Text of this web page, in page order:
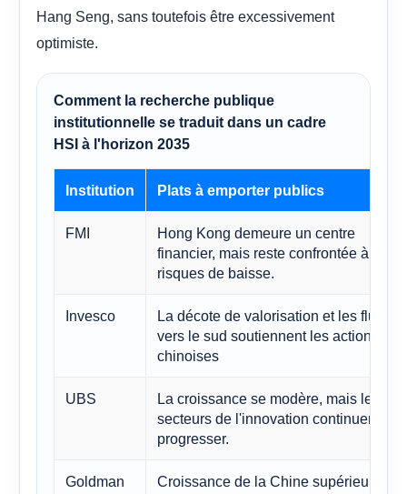
Hang Seng, sans toutefois être excessivement
optimiste.
Comment la recherche publique
institutionnelle se traduit dans un cadre
HSI à l'horizon 2035
Institution Plats à emporter publics
FMI
Hong Kong demeure un centre
financier, mais reste confrontée à des
risques de baisse.
Invesco
La décote de valorisation et les flux
vers le sud soutiennent les actions
chinoises
UBS
La croissance se modère, mais les
secteurs de l'innovation continuent de
progresser.
Goldman
Croissance de la Chine supérieure